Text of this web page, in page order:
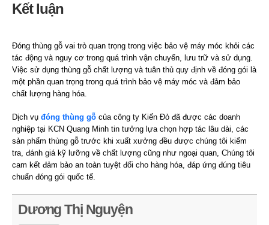
Kết luận
Đóng thùng gỗ vai trò quan trọng trong việc bảo vệ máy móc khỏi các
tác động và nguy cơ trong quá trình vận chuyển, lưu trữ và sử dụng.
Việc sử dụng thùng gỗ chất lượng và tuân thủ quy định về đóng gói là
một phần quan trọng trong quá trình bảo vệ máy móc và đảm bảo
chất lượng hàng hóa.
Dịch vụ đóng thùng gỗ của công ty Kiến Đỏ đã được các doanh
nghiệp tại KCN Quang Minh tin tưởng lựa chọn hợp tác lâu dài, các
sản phẩm thùng gỗ trước khi xuất xưởng đều được chúng tôi kiểm
tra, đánh giá kỹ lưỡng về chất lượng cũng như ngoại quan, Chúng tôi
cam kết đảm bảo an toàn tuyệt đối cho hàng hóa, đáp ứng đúng tiêu
chuẩn đóng gói quốc tế.
Dương Thị Nguyện